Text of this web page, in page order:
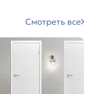
Смотреть все